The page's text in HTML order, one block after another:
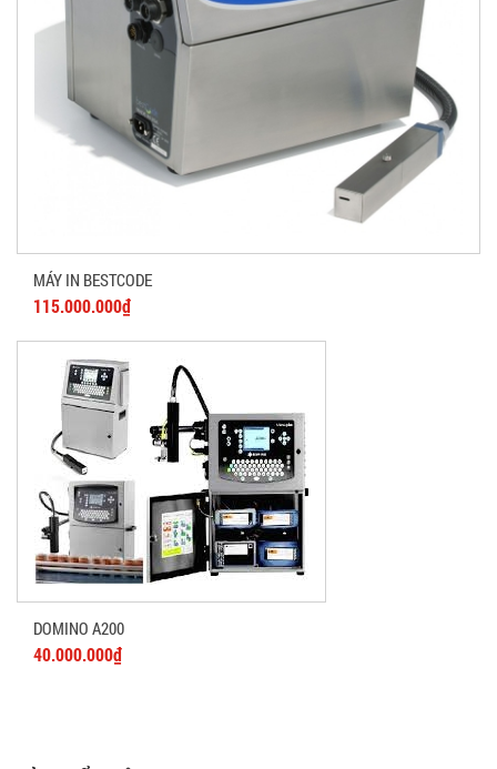
MÁY IN BESTCODE
115.000.000₫
DOMINO A200
40.000.000₫